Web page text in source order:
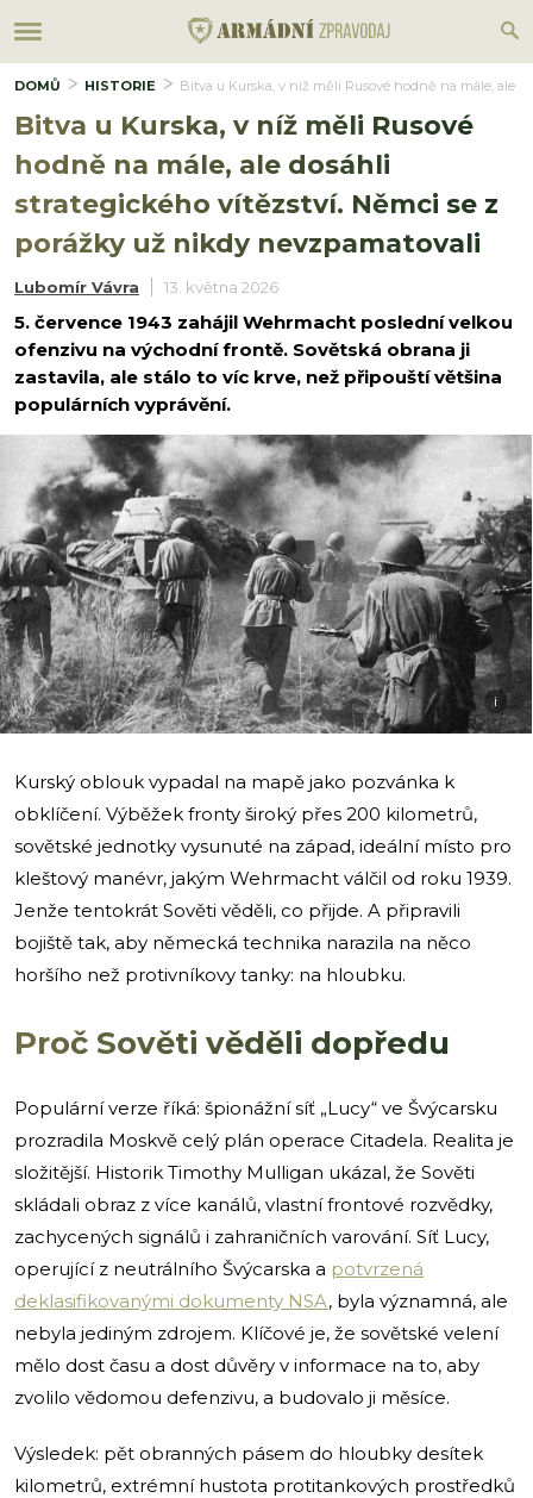
DOMŮ HISTORIE Bitva u Kurska, v níž měli Rusové hodně na mále, ale
Bitva u Kurska, v níž měli Rusové
hodně na mále, ale dosáhli
strategického vítězství. Němci se z
porážky už nikdy nevzpamatovali
Lubomír Vávra 13. května 2026
5. července 1943 zahájil Wehrmacht poslední velkou
ofenzivu na východní frontě. Sovětská obrana ji
zastavila, ale stálo to víc krve, než připouští většina
populárních vyprávění.
i
Kurský oblouk vypadal na mapě jako pozvánka k
obklíčení. Výběžek fronty široký přes 200 kilometrů,
sovětské jednotky vysunuté na západ, ideální místo pro
kleštový manévr, jakým Wehrmacht válčil od roku 1939.
Jenže tentokrát Sověti věděli, co přijde. A připravili
bojiště tak, aby německá technika narazila na něco
horšího než protivníkovy tanky: na hloubku.
Proč Sověti věděli dopředu
Populární verze říká: špionážní síť „Lucy“ ve Švýcarsku
prozradila Moskvě celý plán operace Citadela. Realita je
složitější. Historik Timothy Mulligan ukázal, že Sověti
skládali obraz z více kanálů, vlastní frontové rozvědky,
zachycených signálů i zahraničních varování. Síť Lucy,
operující z neutrálního Švýcarska a potvrzená
deklasifikovanými dokumenty NSA, byla významná, ale
nebyla jediným zdrojem. Klíčové je, že sovětské velení
mělo dost času a dost důvěry v informace na to, aby
zvolilo vědomou defenzivu, a budovalo ji měsíce.
Výsledek: pět obranných pásem do hloubky desítek
kilometrů, extrémní hustota protitankových prostředků